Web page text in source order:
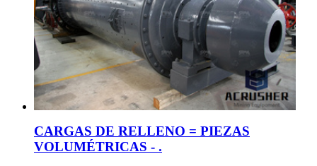
CARGAS DE RELLENO = PIEZAS
VOLUMÉTRICAS - .